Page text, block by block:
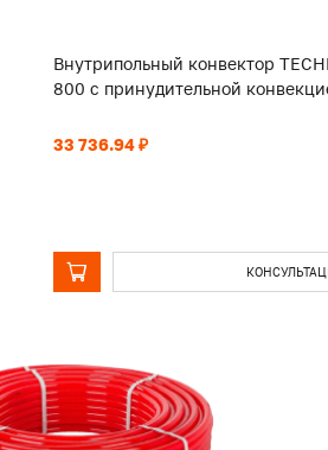
Внутрипольный конвектор
800 с принудительной
33 736.94 ₽